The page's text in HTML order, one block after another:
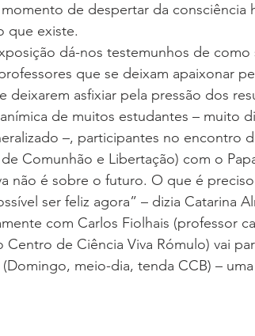
de despertar da consciência
que existe.
dá-nos testemunhos de como
que se deixam apaixonar
deixarem asfixiar pela pressão dos
de muitos estudantes – muito
–, participantes no encontro
Comunhão e Libertação) com o
não é sobre o futuro. O que é
ser feliz agora” – dizia Catarina
com Carlos Fiolhais (professor
de Ciência Viva Rómulo) vai
meio-dia, tenda CCB) –